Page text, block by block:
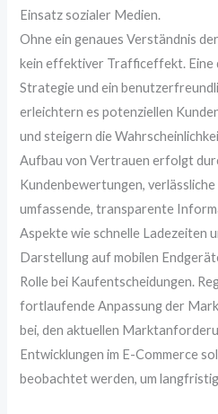
Einsatz sozialer Medien.
Ohne ein genaues Verständnis
kein effektiver Trafficeffekt. Eine
Strategie und ein
erleichtern es potenziellen
und steigern die
Aufbau von Vertrauen erfolgt
Kundenbewertungen,
umfassende, transparente
Aspekte wie schnelle Ladezeiten
Darstellung auf mobilen
Rolle bei Kaufentscheidungen.
fortlaufende Anpassung der
bei, den aktuellen
Entwicklungen im E-Commerce
beobachtet werden, um